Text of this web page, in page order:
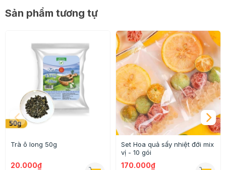
Thông tin chi tiết:
- Thành phần: 100% lá trà
- Trọng lượng: 1kg
Sản phẩm tương tự
Trà ô long 50g
20.000₫
Set Hoa quả sấy nhiệt đới mix
vị - 10 gói
170.000₫